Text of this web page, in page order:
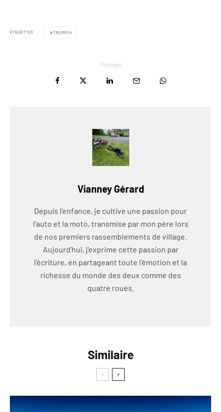
ÉTIQUETTES TRIUMPH
Partager
Vianney Gérard
Depuis l’enfance, je cultive une passion pour
l’auto et la moto, transmise par mon père lors
de nos premiers rassemblements de village.
Aujourd’hui, j’exprime cette passion par
l’écriture, en partageant toute l’émotion et la
richesse du monde des deux comme des
quatre roues.
Similaire